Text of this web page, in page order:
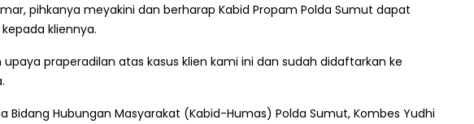
pihkanya meyakini dan berharap Kabid Propam Polda Sumut dapat
kliennya.
praperadilan atas kasus klien kami ini dan sudah didaftarkan ke
Bidang Hubungan Masyarakat (Kabid-Humas) Polda Sumut, Kombes Yudhi